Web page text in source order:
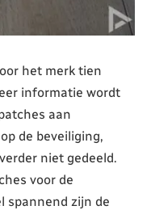
het merk tien
informatie wordt
aan
de beveiliging,
niet gedeeld.
voor de
spannend zijn de